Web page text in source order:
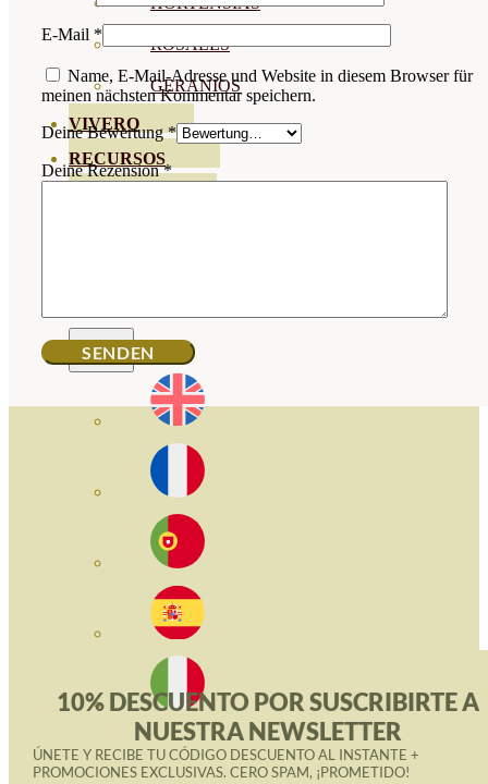
ROSALES
GERANIOS
VIVERO
RECURSOS
E-Mail *
Name, E-Mail-Adresse und Website in diesem Browser für
meinen nächsten Kommentar speichern.
Deine Bewertung*
Deine Rezension*
10% DESCUENTO POR SUSCRIBIRTE A
NUESTRA NEWSLETTER
ÚNETE Y RECIBE TU CÓDIGO DESCUENTO AL INSTANTE +
PROMOCIONES EXCLUSIVAS. CERO SPAM, ¡PROMETIDO!